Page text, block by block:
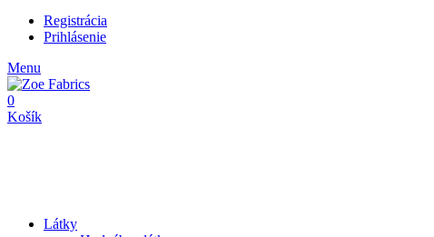
Registrácia
Prihlásenie
Menu
0
Košík